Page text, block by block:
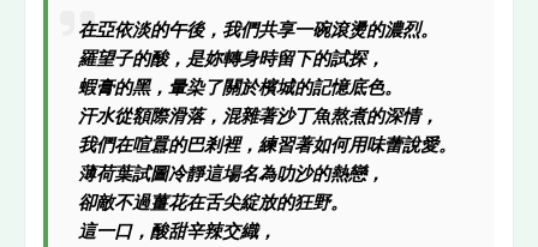
在亞依淡的午後，我們共享一碗滾燙的濃烈。
羅望子的酸，是妳轉身時留下的試探，
蝦膏的黑，暈染了關於檳城的記憶底色。
汗水從額際滑落，混雜著沙丁魚熬煮的深情，
我們在喧囂的巴剎裡，練習著如何用味蕾說愛。
薄荷葉試圖冷靜這場名為叻沙的熱戀，
卻敵不過薑花在舌尖綻放的狂野。
這一口，酸甜辛辣交織，